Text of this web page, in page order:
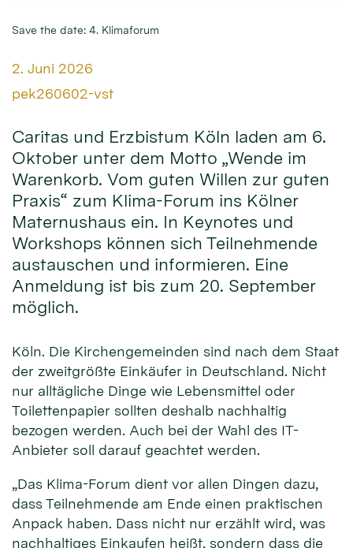
Save the date: 4. Klimaforum
Datum:
2. Juni 2026
Von:
pek260602-vst
Caritas und Erzbistum Köln laden am 6.
Oktober unter dem Motto „Wende im
Warenkorb. Vom guten Willen zur guten
Praxis“ zum Klima-Forum ins Kölner
Maternushaus ein. In Keynotes und
Workshops können sich Teilnehmende
austauschen und informieren. Eine
Anmeldung ist bis zum 20. September
möglich.
Köln. Die Kirchengemeinden sind nach dem Staat
der zweitgrößte Einkäufer in Deutschland. Nicht
nur alltägliche Dinge wie Lebensmittel oder
Toilettenpapier sollten deshalb nachhaltig
bezogen werden. Auch bei der Wahl des IT-
Anbieter soll darauf geachtet werden.
„Das Klima-Forum dient vor allen Dingen dazu,
dass Teilnehmende am Ende einen praktischen
Anpack haben. Dass nicht nur erzählt wird, was
nachhaltiges Einkaufen heißt, sondern dass die